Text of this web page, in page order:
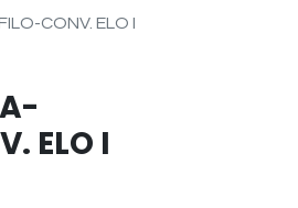
CONV. ELO I
ELO I